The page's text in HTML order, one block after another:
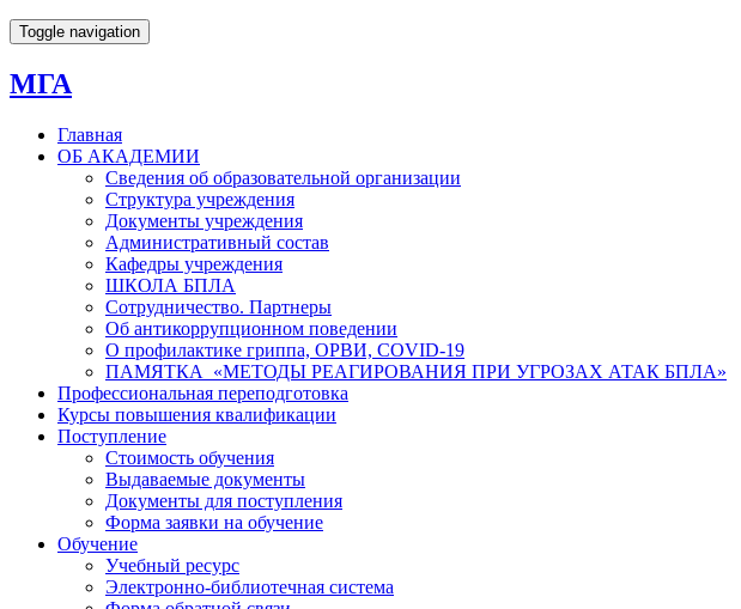
Toggle navigation
МГА
Главная
ОБ АКАДЕМИИ
Сведения об образовательной организации
Структура учреждения
Документы учреждения
Административный состав
Кафедры учреждения
ШКОЛА БПЛА
Сотрудничество. Партнеры
Об антикоррупционном поведении
О профилактике гриппа, ОРВИ, COVID-19
ПАМЯТКА «МЕТОДЫ РЕАГИРОВАНИЯ ПРИ УГРОЗАХ АТАК БПЛА»
Профессиональная переподготовка
Курсы повышения квалификации
Поступление
Стоимость обучения
Выдаваемые документы
Документы для поступления
Форма заявки на обучение
Обучение
Учебный ресурс
Электронно-библиотечная система